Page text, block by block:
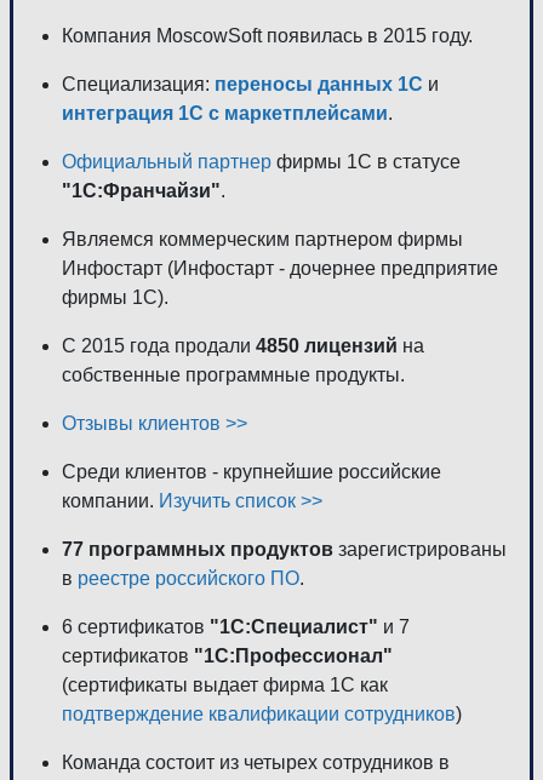
Компания MoscowSoft появилась в 2015 году.
Специализация: переносы данных 1С и
интеграция 1С с маркетплейсами.
Официальный партнер фирмы 1С в статусе
"1С:Франчайзи".
Являемся коммерческим партнером фирмы
Инфостарт (Инфостарт - дочернее предприятие
фирмы 1С).
С 2015 года продали 4850 лицензий на
собственные программные продукты.
Отзывы клиентов >>
Среди клиентов - крупнейшие российские
компании. Изучить список >>
77 программных продуктов зарегистрированы
в реестре российского ПО.
6 сертификатов "1С:Специалист" и 7
сертификатов "1С:Профессионал"
(сертификаты выдает фирма 1С как
подтверждение квалификации сотрудников)
Команда состоит из четырех сотрудников в